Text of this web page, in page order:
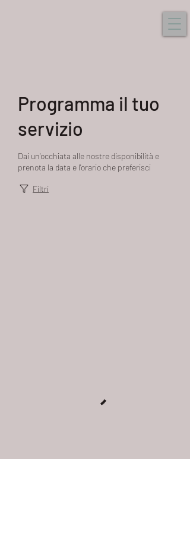
Programma il tuo
servizio
Dai un'occhiata alle nostre disponibilità e
prenota la data e l'orario che preferisci
Filtri